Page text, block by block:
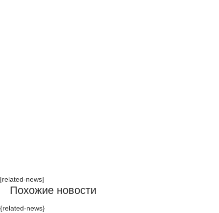
[related-news]
Похожие новости
{related-news}